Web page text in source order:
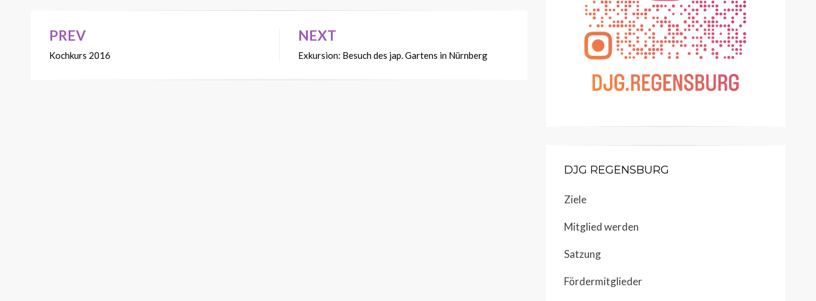
Beitrags-
Navigation
PREV
Kochkurs 2016
NEXT
Exkursion: Besuch des jap. Gartens in Nürnberg
DJG REGENSBURG
Ziele
Mitglied werden
Satzung
Fördermitglieder